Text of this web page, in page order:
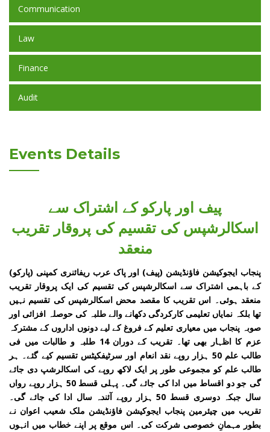
Communication
Law
Finance
Audit
Events Details
پیف اور پارکو کے اشتراک سے
اسکالرشپس کی تقسیم کی پروقار تقریب
منعقد
پنجاب ایجوکیشن فاؤنڈیشن (پیف) اور پاک عرب ریفائنری کمپنی (پارکو)
کے باہمی اشتراک سے اسکالرشپس کی تقسیم کی ایک پروقار تقریب
منعقد ہوئی۔ اس تقریب کا مقصد محض اسکالرشپس کی تقسیم نہیں
تھا بلکہ نمایاں تعلیمی کارکردگی دکھانے والے طلبہ کی حوصلہ افزائی اور
صوبہ پنجاب میں معیاری تعلیم کے فروغ کے لیے دونوں اداروں کے مشترکہ
عزم کا اظہار بھی تھا۔ تقریب کے دوران 14 طلبہ و طالبات میں فی
طالب علم 50 ہزار روپے نقد انعام اور سرٹیفکیٹس تقسیم کیے گئے۔ ہر
طالب علم کو مجموعی طور پر ایک لاکھ روپے کی اسکالرشپ دی جائے
گی جو دو اقساط میں ادا کی جائے گی۔ پہلی قسط 50 ہزار روپے رواں
سال جبکہ دوسری قسط 50 ہزار روپے آئندہ سال ادا کی جائے گی۔
تقریب میں چیئرمین پنجاب ایجوکیشن فاؤنڈیشن ملک شعیب اعوان نے
بطور مہمانِ خصوصی شرکت کی۔ اس موقع پر اپنے خطاب میں انہوں